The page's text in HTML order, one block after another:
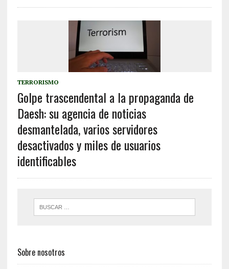
TERRORISMO
Golpe trascendental a la propaganda de
Daesh: su agencia de noticias
desmantelada, varios servidores
desactivados y miles de usuarios
identificables
Sobre nosotros